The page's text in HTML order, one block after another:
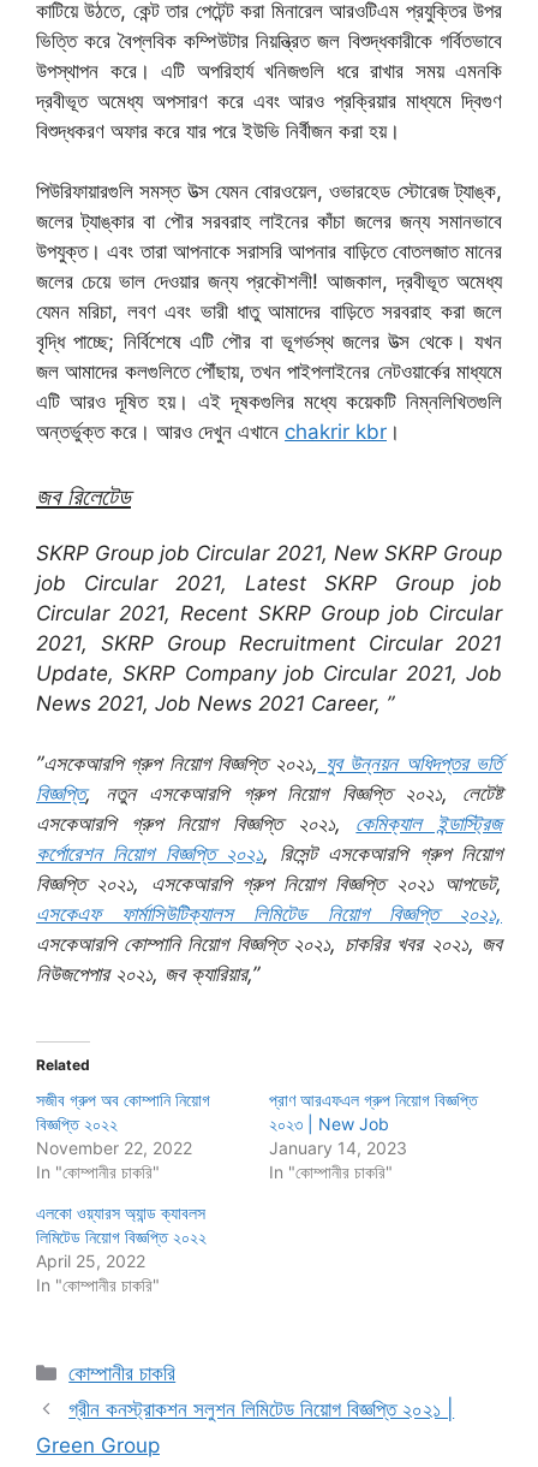
কাটিয়ে উঠতে, কেন্ট তার পেটেন্ট করা মিনারেল আরওটিএম প্রযুক্তির উপর
ভিত্তি করে বৈপ্লবিক কম্পিউটার নিয়ন্ত্রিত জল বিশুদ্ধকারীকে গর্বিতভাবে
উপস্থাপন করে। এটি অপরিহার্য খনিজগুলি ধরে রাখার সময় এমনকি
দ্রবীভূত অমেধ্য অপসারণ করে এবং আরও প্রক্রিয়ার মাধ্যমে দ্বিগুণ
বিশুদ্ধকরণ অফার করে যার পরে ইউভি নির্বীজন করা হয়।
পিউরিফায়ারগুলি সমস্ত উত্স যেমন বোরওয়েল, ওভারহেড স্টোরেজ ট্যাঙ্ক,
জলের ট্যাঙ্কার বা পৌর সরবরাহ লাইনের কাঁচা জলের জন্য সমানভাবে
উপযুক্ত। এবং তারা আপনাকে সরাসরি আপনার বাড়িতে বোতলজাত মানের
জলের চেয়ে ভাল দেওয়ার জন্য প্রকৌশলী! আজকাল, দ্রবীভূত অমেধ্য
যেমন মরিচা, লবণ এবং ভারী ধাতু আমাদের বাড়িতে সরবরাহ করা জলে
বৃদ্ধি পাচ্ছে; নির্বিশেষে এটি পৌর বা ভূগর্ভস্থ জলের উত্স থেকে। যখন
জল আমাদের কলগুলিতে পৌঁছায়, তখন পাইপলাইনের নেটওয়ার্কের মাধ্যমে
এটি আরও দূষিত হয়। এই দূষকগুলির মধ্যে কয়েকটি নিম্নলিখিতগুলি
অন্তর্ভুক্ত করে। আরও দেখুন এখানে chakrir kbr ।
জব রিলেটেড
SKRP Group job Circular 2021, New SKRP Group
job Circular 2021, Latest SKRP Group job
Circular 2021, Recent SKRP Group job Circular
2021, SKRP Group Recruitment Circular 2021
Update, SKRP Company job Circular 2021, Job
News 2021, Job News 2021 Career, ”
”এসকেআরপি গ্রুপ নিয়োগ বিজ্ঞপ্তি ২০২১, যুব উন্নয়ন অধিদপ্তর ভর্তি
বিজ্ঞপ্তি, নতুন এসকেআরপি গ্রুপ নিয়োগ বিজ্ঞপ্তি ২০২১, লেটেষ্ট
এসকেআরপি গ্রুপ নিয়োগ বিজ্ঞপ্তি ২০২১, কেমিক্যাল ইন্ডাস্ট্রিজ
কর্পোরেশন নিয়োগ বিজ্ঞপ্তি ২০২১, রিসেন্ট এসকেআরপি গ্রুপ নিয়োগ
বিজ্ঞপ্তি ২০২১, এসকেআরপি গ্রুপ নিয়োগ বিজ্ঞপ্তি ২০২১ আপডেট,
এসকেএফ ফার্মাসিউটিক্যালস লিমিটেড নিয়োগ বিজ্ঞপ্তি ২০২১,
এসকেআরপি কোম্পানি নিয়োগ বিজ্ঞপ্তি ২০২১, চাকরির খবর ২০২১, জব
নিউজপেপার ২০২১, জব ক্যারিয়ার,”
Related
সজীব গ্রুপ অব কোম্পানি নিয়োগ
বিজ্ঞপ্তি ২০২২
November 22, 2022
In "কোম্পানীর চাকরি"
প্রাণ আরএফএল গ্রুপ নিয়োগ বিজ্ঞপ্তি
২০২৩ | New Job
January 14, 2023
In "কোম্পানীর চাকরি"
এলকো ওয়্যারস অ্যান্ড ক্যাবলস
লিমিটেড নিয়োগ বিজ্ঞপ্তি ২০২২
April 25, 2022
In "কোম্পানীর চাকরি"
Categories
কোম্পানীর চাকরি
গ্রীন কনস্ট্রাকশন সলুশন লিমিটেড নিয়োগ বিজ্ঞপ্তি ২০২১ |
Green Group